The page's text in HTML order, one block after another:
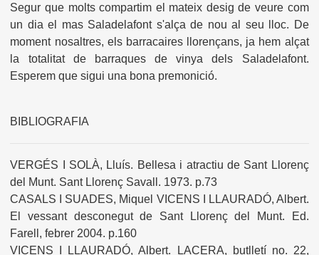
Segur que molts compartim el mateix desig de veure com
un dia el mas Saladelafont s'alça de nou al seu lloc. De
moment nosaltres, els barracaires llorençans, ja hem alçat
la totalitat de barraques de vinya dels Saladelafont.
Esperem que sigui una bona premonició.
BIBLIOGRAFIA
VERGÉS I SOLÀ, Lluís. Bellesa i atractiu de Sant Llorenç
del Munt. Sant Llorenç Savall. 1973. p.73
CASALS I SUADES, Miquel VICENS I LLAURADÓ, Albert.
El vessant desconegut de Sant Llorenç del Munt. Ed.
Farell, febrer 2004. p.160
VICENS I LLAURADÓ, Albert. LACERA, butlletí no. 22,